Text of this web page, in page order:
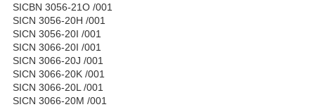
SICBN 3056-21O /001
SICN 3056-20H /001
SICN 3056-20I /001
SICN 3066-20I /001
SICN 3066-20J /001
SICN 3066-20K /001
SICN 3066-20L /001
SICN 3066-20M /001